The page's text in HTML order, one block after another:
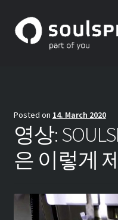
Skip
to
navigation
Skip
to
나만의
Posted on 14. March 2020
영상:
은 이렇게